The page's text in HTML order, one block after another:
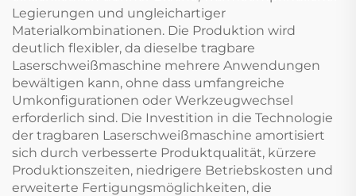
Legierungen und ungleichartiger
Materialkombinationen. Die Produktion wird
deutlich flexibler, da dieselbe tragbare
Laserschweißmaschine mehrere Anwendungen
bewältigen kann, ohne dass umfangreiche
Umkonfigurationen oder Werkzeugwechsel
erforderlich sind. Die Investition in die Technologie
der tragbaren Laserschweißmaschine amortisiert
sich durch verbesserte Produktqualität, kürzere
Produktionszeiten, niedrigere Betriebskosten und
erweiterte Fertigungsmöglichkeiten, die